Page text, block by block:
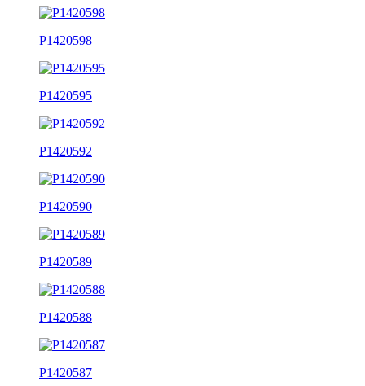
P1420598
P1420595
P1420592
P1420590
P1420589
P1420588
P1420587